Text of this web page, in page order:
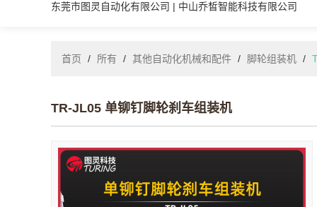
东莞市图灵自动化有限公司 | 中山乔皙智能科技有限公司
首页 / 所有 / 其他自动化机械和配件 / 脚轮组装机 /
TR-JL05 单铆钉脚轮刹车组装机